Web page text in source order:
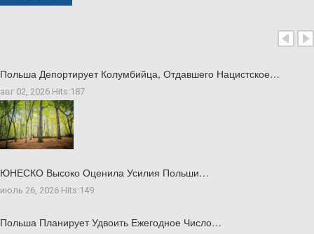
Польша Депортирует Колумбийца, Отдавшего Нацистское…
авг 02, 2026 Hits:187
ЮНЕСКО Высоко Оценила Усилия Польши…
июль 26, 2026 Hits:149
Польша Планирует Удвоить Ежегодное Число…